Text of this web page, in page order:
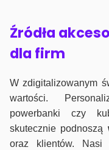
Źródła
dla firm
W zdigitalizowanym
wartości.
powerbanki czy
skutecznie podnoszą
oraz klientów. Nasi